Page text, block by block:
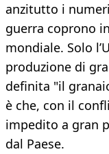
anzitutto i
guerra coprono
mondiale. Solo
produzione di
definita "il
è che, con il
impedito a gran
dal Paese.